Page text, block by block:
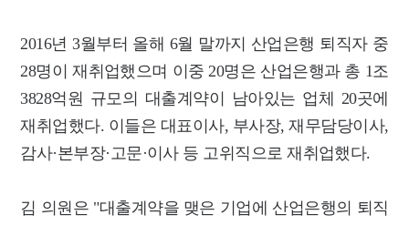
2016년 3월부터 올해 6월 말까지 산업은행 퇴직자 중
28명이 재취업했으며 이중 20명은 산업은행과 총 1조
3828억원 규모의 대출계약이 남아있는 업체 20곳에
재취업했다. 이들은 대표이사, 부사장, 재무담당이사,
감사·본부장·고문·이사 등 고위직으로 재취업했다.
김 의원은 "대출계약을 맺은 기업에 산업은행의 퇴직